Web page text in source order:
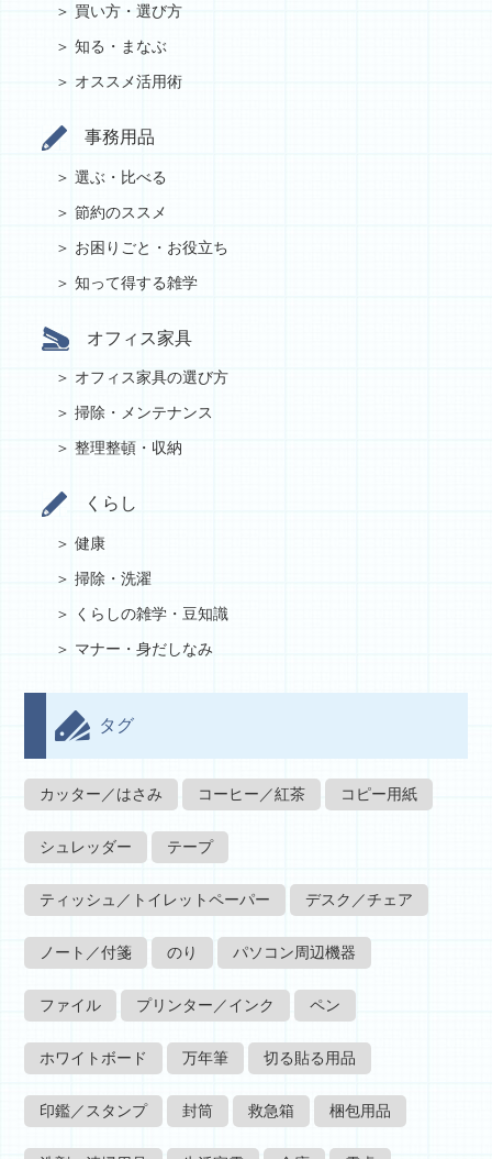
買い方・選び方
知る・まなぶ
オススメ活用術
事務用品
選ぶ・比べる
節約のススメ
お困りごと・お役立ち
知って得する雑学
オフィス家具
オフィス家具の選び方
掃除・メンテナンス
整理整頓・収納
くらし
健康
掃除・洗濯
くらしの雑学・豆知識
マナー・身だしなみ
タグ
カッター／はさみ コーヒー／紅茶 コピー用紙
シュレッダー テープ
ティッシュ／トイレットペーパー デスク／チェア
ノート／付箋 のり パソコン周辺機器
ファイル プリンター／インク ペン
ホワイトボード 万年筆 切る貼る用品
印鑑／スタンプ 封筒 救急箱 梱包用品